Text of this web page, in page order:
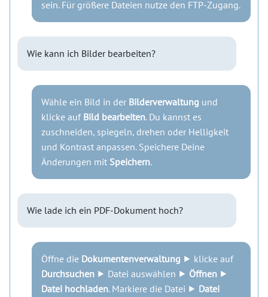
sein. Für größere Dateien nutze den FTP-Zugang.
Wie kann ich Bilder bearbeiten?
Wähle ein Bild in der Bilderverwaltung und
klicke auf Bild bearbeiten. Du kannst es
zuschneiden, spiegeln, drehen oder Helligkeit
und Kontrast anpassen. Speichere Deine
Änderungen mit Speichern.
Wie lade ich ein PDF-Dokument hoch?
Öffne die Dokumentenverwaltung ⯈ klicke auf
Durchsuchen ⯈ Datei auswählen ⯈ Öffnen ⯈
Datei hochladen. Markiere die Datei ⯈ Datei